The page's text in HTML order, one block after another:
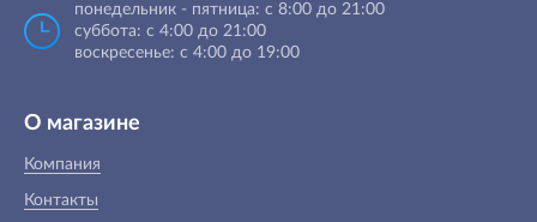
понедельник - пятница: с 8:00 до 21:00
суббота: с 4:00 до 21:00
воскресенье: с 4:00 до 19:00
О магазине
Компания
Контакты